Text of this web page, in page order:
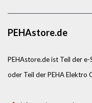
PEHAstore.de
PEHAstore.de ist Teil der
oder Teil der PEHA Elektro